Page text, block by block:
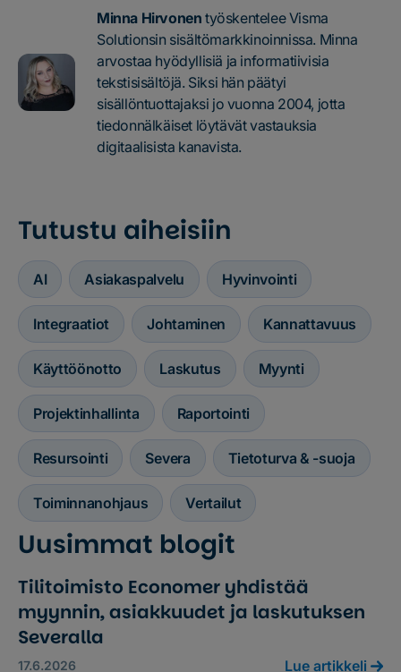
Minna Hirvonen työskentelee Visma
Solutionsin sisältömarkkinoinnissa. Minna
arvostaa hyödyllisiä ja informatiivisia
tekstisisältöjä. Siksi hän päätyi
sisällöntuottajaksi jo vuonna 2004, jotta
tiedonnälkäiset löytävät vastauksia
digitaalisista kanavista.
Tutustu aiheisiin
AI Asiakaspalvelu Hyvinvointi
Integraatiot Johtaminen Kannattavuus
Käyttöönotto Laskutus Myynti
Projektinhallinta Raportointi
Resursointi Severa Tietoturva & -suoja
Toiminnanohjaus Vertailut
Uusimmat blogit
Tilitoimisto Economer yhdistää
myynnin, asiakkuudet ja laskutuksen
Severalla
17.6.2026 Lue artikkeli